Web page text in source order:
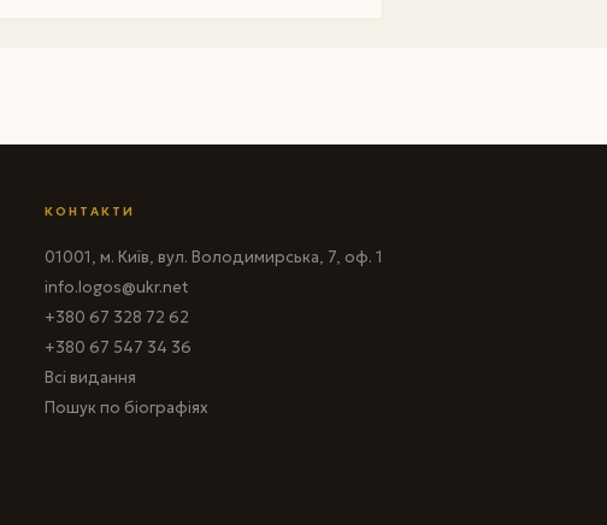
КОНТАКТИ
01001, м. Київ, вул. Володимирська, 7, оф. 1
info.logos@ukr.net
+380 67 328 72 62
+380 67 547 34 36
Всі видання
Пошук по біографіях